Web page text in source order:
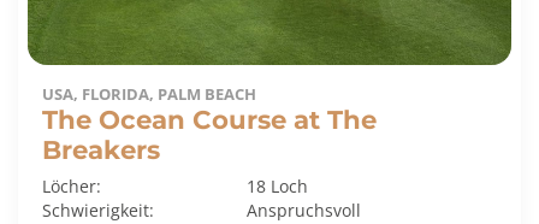
USA, FLORIDA, PALM BEACH
The Ocean Course at The
Breakers
Löcher:
18 Loch
Schwierigkeit:
Anspruchsvoll